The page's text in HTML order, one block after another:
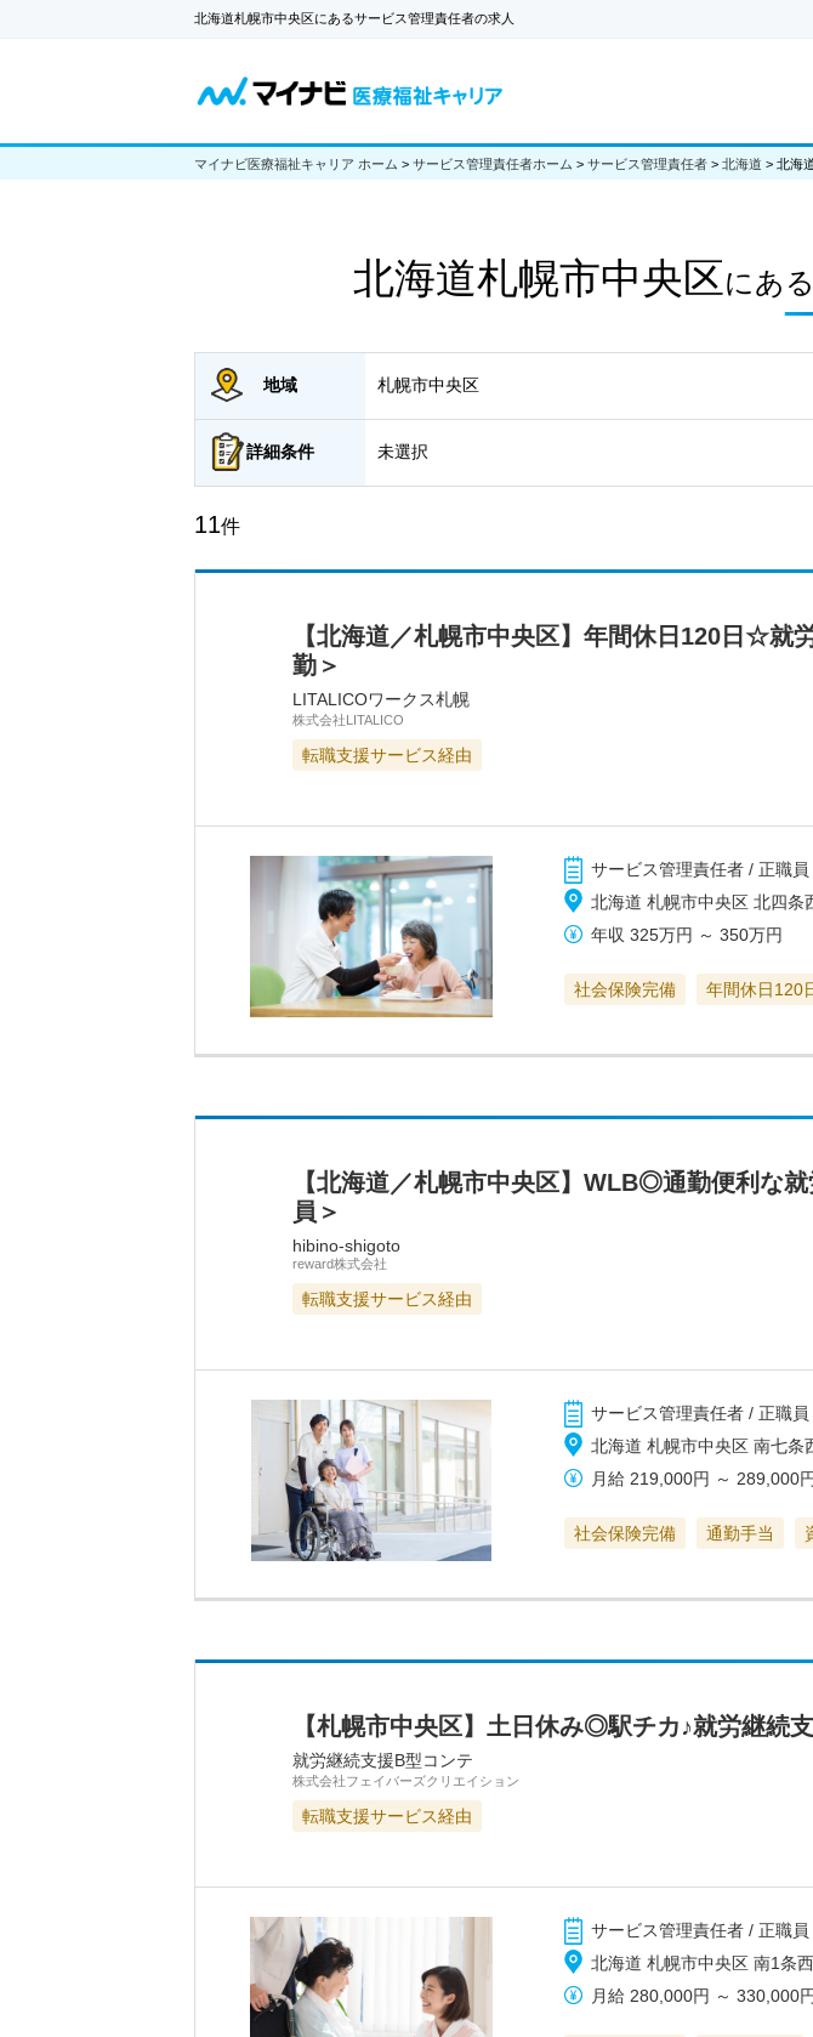
北海道札幌市中央区にあるサービス管理責任者の求人
マイナビ医療福祉キャリア ホーム > サービス管理責任者ホーム > サービス管理責任者 > 北海道 > 北海
北海道札幌市中央区にある
地域 札幌市中央区
詳細条件 未選択
11件
【北海道／札幌市中央区】年間休日120日☆就
勤＞
LITALICOワークス札幌
株式会社LITALICO
転職支援サービス経由
サービス管理責任者 / 正職員
北海道 札幌市中央区 北四条
年収 325万円 ～350万円
社会保険完備 年間休日120
【北海道／札幌市中央区】WLB◎通勤便利な
員＞
hibino-shigoto
reward株式会社
転職支援サービス経由
サービス管理責任者 / 正職員
北海道 札幌市中央区 南七
月給 219,000円 ～ 289,000円
社会保険完備 通勤手当
【札幌市中央区】土日休み◎駅チカ♪就労継続
就労継続支援B型コンテ
株式会社フェイバーズクリエイション
転職支援サービス経由
サービス管理責任者 / 正職員
北海道 札幌市中央区 南1条
月給 280,000円 ～330,000円